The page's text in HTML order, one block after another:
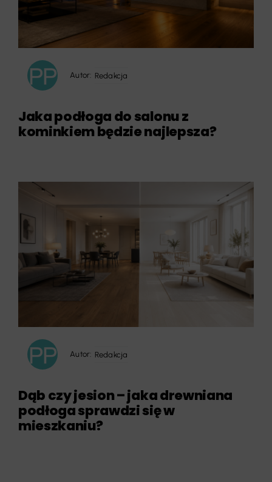
Autor: Redakcja
Jaka podłoga do salonu z
kominkiem będzie najlepsza?
Autor: Redakcja
Dąb czy jesion – jaka drewniana
podłoga sprawdzi się w
mieszkaniu?